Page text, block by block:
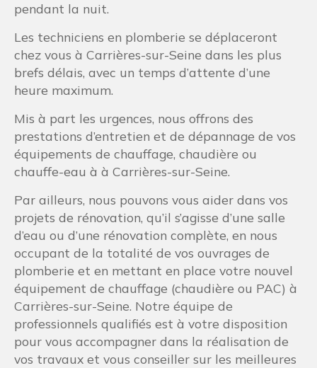
pendant la nuit.
Les techniciens en plomberie se déplaceront
chez vous à Carrières-sur-Seine dans les plus
brefs délais, avec un temps d’attente d’une
heure maximum.
Mis à part les urgences, nous offrons des
prestations d’entretien et de dépannage de vos
équipements de chauffage, chaudière ou
chauffe-eau à à Carrières-sur-Seine.
Par ailleurs, nous pouvons vous aider dans vos
projets de rénovation, qu’il s’agisse d’une salle
d’eau ou d’une rénovation complète, en nous
occupant de la totalité de vos ouvrages de
plomberie et en mettant en place votre nouvel
équipement de chauffage (chaudière ou PAC) à
Carrières-sur-Seine. Notre équipe de
professionnels qualifiés est à votre disposition
pour vous accompagner dans la réalisation de
vos travaux et vous conseiller sur les meilleures